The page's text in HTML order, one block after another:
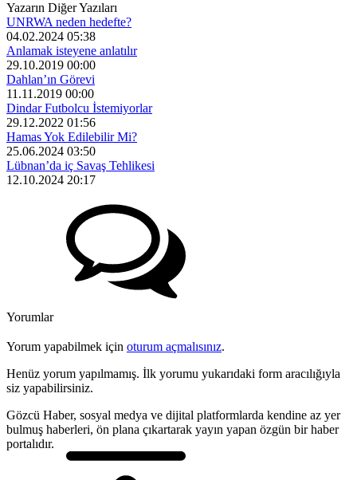
Yazarın Diğer Yazıları
UNRWA neden hedefte?
04.02.2024 05:38
Anlamak isteyene anlatılır
29.10.2019 00:00
Dahlan’ın Görevi
11.11.2019 00:00
Dindar Futbolcu İstemiyorlar
29.12.2022 01:56
Hamas Yok Edilebilir Mi?
25.06.2024 03:50
Lübnan’da iç Savaş Tehlikesi
12.10.2024 20:17
Yorumlar
Yorum yapabilmek için oturum açmalısınız.
Henüz yorum yapılmamış. İlk yorumu yukarıdaki form aracılığıyla
siz yapabilirsiniz.
Gözcü Haber, sosyal medya ve dijital platformlarda kendine az yer
bulmuş haberleri, ön plana çıkartarak yayın yapan özgün bir haber
portalıdır.